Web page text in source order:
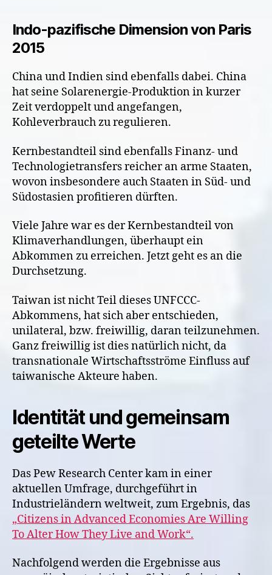
Indo-pazifische Dimension von Paris
2015
China und Indien sind ebenfalls dabei. China
hat seine Solarenergie-Produktion in kurzer
Zeit verdoppelt und angefangen,
Kohleverbrauch zu regulieren.
Kernbestandteil sind ebenfalls Finanz- und
Technologietransfers reicher an arme Staaten,
wovon insbesondere auch Staaten in Süd- und
Südostasien profitieren dürften.
Viele Jahre war es der Kernbestandteil von
Klimaverhandlungen, überhaupt ein
Abkommen zu erreichen. Jetzt geht es an die
Durchsetzung.
Taiwan ist nicht Teil dieses UNFCCC-
Abkommens, hat sich aber entschieden,
unilateral, bzw. freiwillig, daran teilzunehmen.
Ganz freiwillig ist dies natürlich nicht, da
transnationale Wirtschaftsströme Einfluss auf
taiwanische Akteure haben.
Identität und gemeinsam
geteilte Werte
Das Pew Research Center kam in einer
aktuellen Umfrage, durchgeführt in
Industrieländern weltweit, zum Ergebnis, das
„Citizens in Advanced Economies Are Willing
To Alter How They Live and Work“.
Nachfolgend werden die Ergebnisse aus